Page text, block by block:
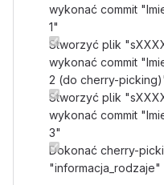
wykonać commit
1"
Stworzyć plik
wykonać commit
2 (do cherry-
Stworzyć plik
wykonać commit
3"
Dokonać cherry-
"informacja_rodzaje"